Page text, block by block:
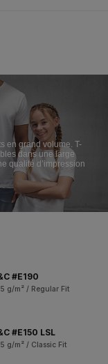
en grand volume. T-
dans une large
qualité d’impression
#E190
g/m² / Regular Fit
#E150 LSL
g/m² / Classic Fit